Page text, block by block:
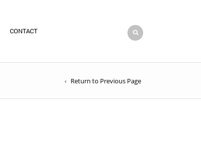
CONTACT
Return to Previous Page